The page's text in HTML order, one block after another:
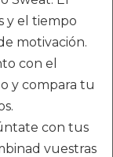
y el tiempo
motivación.
con el
y compara tu
con tus
vuestras